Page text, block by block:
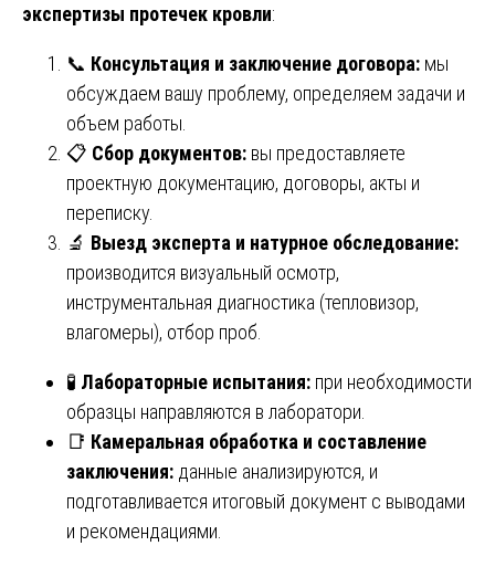
экспертизы протечек кровли:
📞 Консультация и заключение договора: мы
обсуждаем вашу проблему, определяем задачи и
объем работы.
📋 Сбор документов: вы предоставляете
проектную документацию, договоры, акты и
переписку.
🔬 Выезд эксперта и натурное обследование:
производится визуальный осмотр,
инструментальная диагностика (тепловизор,
влагомеры), отбор проб.
🧪 Лабораторные испытания: при необходимости
образцы направляются в лаборатори.
📑 Камеральная обработка и составление
заключения: данные анализируются, и
подготавливается итоговый документ с выводами
и рекомендациями.